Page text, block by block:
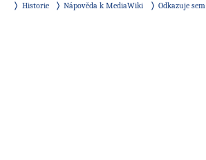
Historie Nápověda k MediaWiki Odkazuje sem